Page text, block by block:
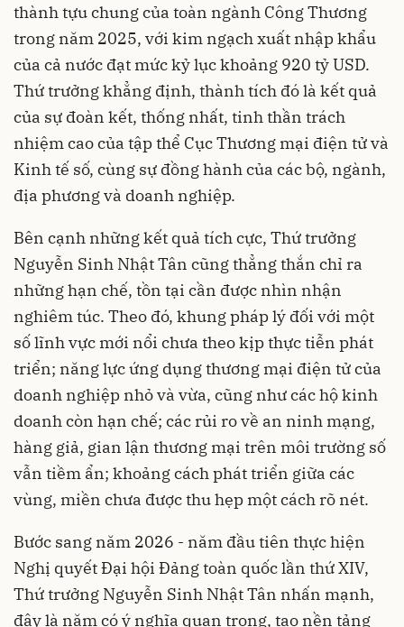
thành tựu chung của toàn ngành Công Thương
trong năm 2025, với kim ngạch xuất nhập khẩu
của cả nước đạt mức kỷ lục khoảng 920 tỷ USD.
Thứ trưởng khẳng định, thành tích đó là kết quả
của sự đoàn kết, thống nhất, tinh thần trách
nhiệm cao của tập thể Cục Thương mại điện tử và
Kinh tế số, cùng sự đồng hành của các bộ, ngành,
địa phương và doanh nghiệp.
Bên cạnh những kết quả tích cực, Thứ trưởng
Nguyễn Sinh Nhật Tân cũng thẳng thắn chỉ ra
những hạn chế, tồn tại cần được nhìn nhận
nghiêm túc. Theo đó, khung pháp lý đối với một
số lĩnh vực mới nổi chưa theo kịp thực tiễn phát
triển; năng lực ứng dụng thương mại điện tử của
doanh nghiệp nhỏ và vừa, cũng như các hộ kinh
doanh còn hạn chế; các rủi ro về an ninh mạng,
hàng giả, gian lận thương mại trên môi trường số
vẫn tiềm ẩn; khoảng cách phát triển giữa các
vùng, miền chưa được thu hẹp một cách rõ nét.
Bước sang năm 2026 - năm đầu tiên thực hiện
Nghị quyết Đại hội Đảng toàn quốc lần thứ XIV,
Thứ trưởng Nguyễn Sinh Nhật Tân nhấn mạnh,
đây là năm có ý nghĩa quan trọng, tạo nền tảng